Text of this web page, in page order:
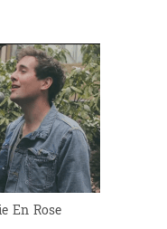
En Rose